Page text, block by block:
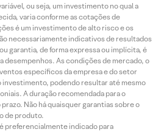
ou seja, um investimento no qual a
varia conforme as cotações de
é um investimento de alto risco e os
necessariamente indicativos de resultados
garantia, de forma expressa ou implícita, é
desempenhos. As condições de mercado, o
específicos da empresa e do setor
investimento, podendo resultar até mesmo
A duração recomendada para o
Não há quaisquer garantias sobre o
de produto.
preferencialmente indicado para